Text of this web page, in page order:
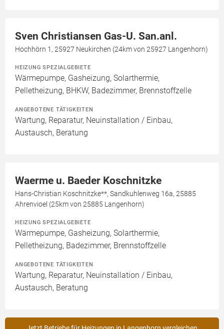
Sven Christiansen Gas-U. San.anl.
Hochhörn 1, 25927 Neukirchen (24km von 25927 Langenhorn)
HEIZUNG SPEZIALGEBIETE
Wärmepumpe, Gasheizung, Solarthermie,
Pelletheizung, BHKW, Badezimmer, Brennstoffzelle
ANGEBOTENE TÄTIGKEITEN
Wartung, Reparatur, Neuinstallation / Einbau,
Austausch, Beratung
Waerme u. Baeder Koschnitzke
Hans-Christian Koschnitzke**, Sandkuhlenweg 16a, 25885
Ahrenvioel (25km von 25885 Langenhorn)
HEIZUNG SPEZIALGEBIETE
Wärmepumpe, Gasheizung, Solarthermie,
Pelletheizung, Badezimmer, Brennstoffzelle
ANGEBOTENE TÄTIGKEITEN
Wartung, Reparatur, Neuinstallation / Einbau,
Austausch, Beratung